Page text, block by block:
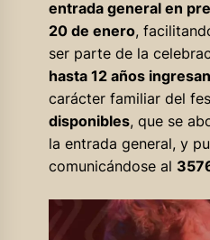
entrada general en
20 de enero,
ser parte de la
hasta 12 años
carácter familiar del
disponibles, que se
la entrada general, y
comunicándose al